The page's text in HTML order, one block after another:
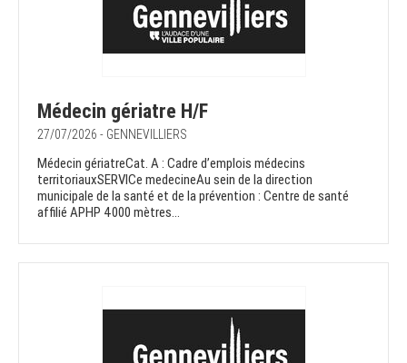
Médecin gériatre H/F
27/07/2026 - GENNEVILLIERS
Médecin gériatreCat. A : Cadre d’emplois médecins
territoriauxSERVICe medecineAu sein de la direction
municipale de la santé et de la prévention : Centre de santé
affilié APHP 4000 mètres...